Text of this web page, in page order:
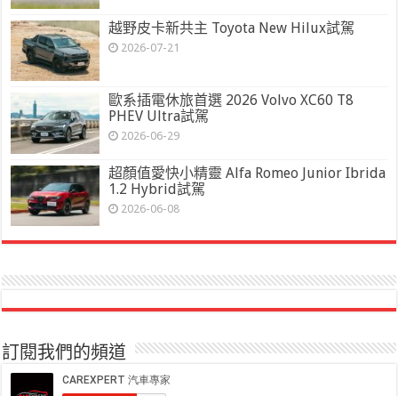
越野皮卡新共主 Toyota New Hilux試駕
2026-07-21
歐系插電休旅首選 2026 Volvo XC60 T8
PHEV Ultra試駕
2026-06-29
超顏值愛快小精靈 Alfa Romeo Junior Ibrida
1.2 Hybrid試駕
2026-06-08
訂閱我們的頻道